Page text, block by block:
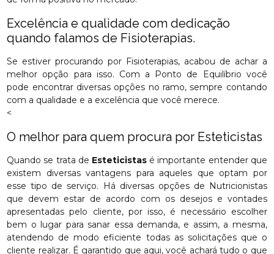
Excelência e qualidade com dedicação
quando falamos de Fisioterapias.
Se estiver procurando por Fisioterapias, acabou de achar a
melhor opção para isso. Com a Ponto de Equilíbrio você
pode encontrar diversas opções no ramo, sempre contando
com a qualidade e a excelência que você merece.
<
O melhor para quem procura por Esteticistas
Quando se trata de Esteticistas é importante entender que
existem diversas vantagens para aqueles que optam por
esse tipo de serviço. Há diversas opções de Nutricionistas
que devem estar de acordo com os desejos e vontades
apresentadas pelo cliente, por isso, é necessário escolher
bem o lugar para sanar essa demanda, e assim, a mesma,
atendendo de modo eficiente todas as solicitações que o
cliente realizar. É garantido que aqui, você achará tudo o que